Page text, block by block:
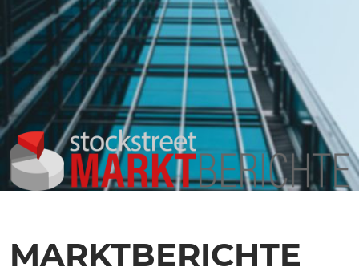
MARKTBERICHTE